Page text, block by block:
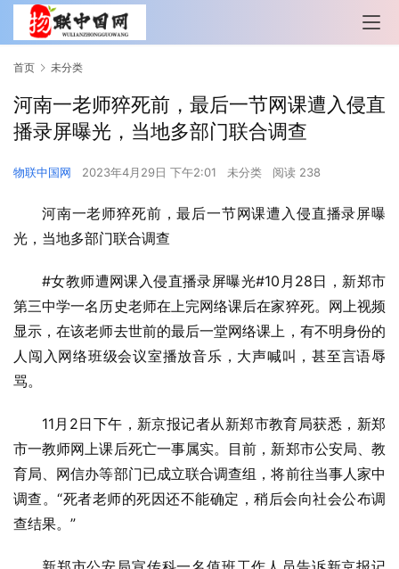
首页 未分类
河南一老师猝死前，最后一节网课遭入侵直
播录屏曝光，当地多部门联合调查
物联中国网 2023年4月29日 下午2:01 未分类 阅读 238
河南一老师猝死前，最后一节网课遭入侵直播录屏曝
光，当地多部门联合调查
#女教师遭网课入侵直播录屏曝光#10月28日，新郑市
第三中学一名历史老师在上完网络课后在家猝死。网上视频
显示，在该老师去世前的最后一堂网络课上，有不明身份的
人闯入网络班级会议室播放音乐，大声喊叫，甚至言语辱
骂。
11月2日下午，新京报记者从新郑市教育局获悉，新郑
市一教师网上课后死亡一事属实。目前，新郑市公安局、教
育局、网信办等部门已成立联合调查组，将前往当事人家中
调查。“死者老师的死因还不能确定，稍后会向社会公布调
查结果。”